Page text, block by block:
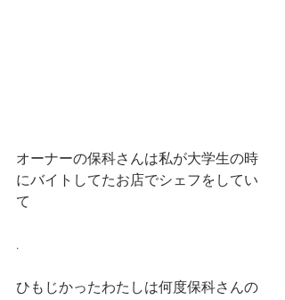
オーナーの保科さんは私が大学生の時
にバイトしてたお店でシェフをしてい
て
.
ひもじかったわたしは何度保科さんの